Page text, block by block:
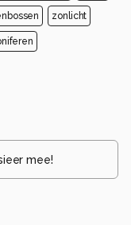
zonlicht
mee!